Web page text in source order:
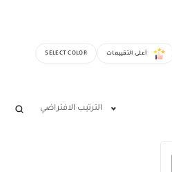
أعلى التقييمات SELECT COLOR
الترتيب الافتراضي